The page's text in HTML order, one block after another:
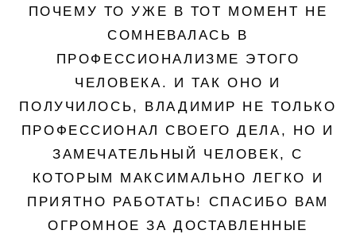
ПОЧЕМУ ТО УЖЕ В ТОТ МОМЕНТ НЕ
СОМНЕВАЛАСЬ В
ПРОФЕССИОНАЛИЗМЕ ЭТОГО
ЧЕЛОВЕКА. И ТАК ОНО И
ПОЛУЧИЛОСЬ, ВЛАДИМИР НЕ ТОЛЬКО
ПРОФЕССИОНАЛ СВОЕГО ДЕЛА, НО И
ЗАМЕЧАТЕЛЬНЫЙ ЧЕЛОВЕК, С
КОТОРЫМ МАКСИМАЛЬНО ЛЕГКО И
ПРИЯТНО РАБОТАТЬ! СПАСИБО ВАМ
ОГРОМНОЕ ЗА ДОСТАВЛЕННЫЕ